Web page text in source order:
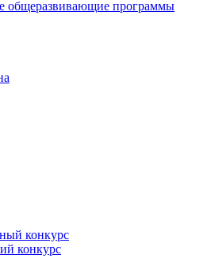
общеразвивающие программы
конкурс
конкурс